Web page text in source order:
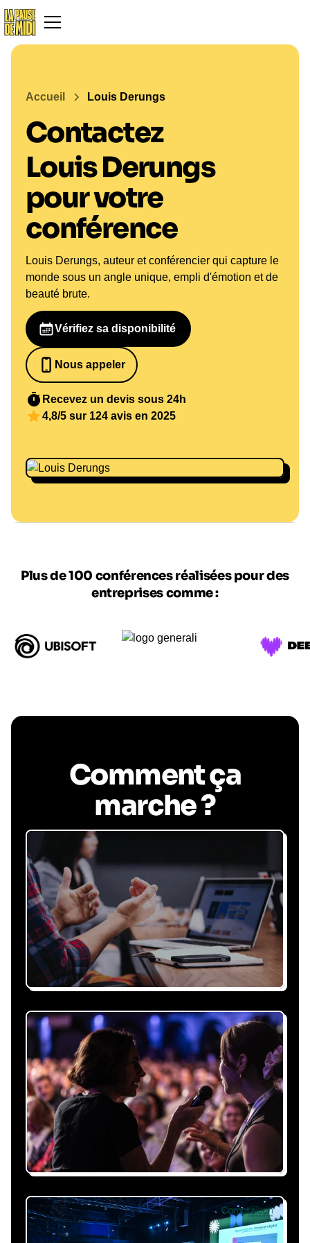
Accueil Louis Derungs
Contactez
Louis Derungs
pour votre
conférence
Louis Derungs, auteur et conférencier qui capture le
monde sous un angle unique, empli d'émotion et de
beauté brute.
Vérifiez sa disponibilité
Nous appeler
0652698481
Recevez un devis sous 24h
4,8/5 sur 124 avis en 2025
Plus de 100 conférences réalisées pour des
entreprises comme :
Comment ça
marche ?
Recevez une proposition
sous 24h
Expliquez-nous vos besoins, on vous répond
sous 24h avec une proposition
personnalisée, claire et adaptée à votre
événement et à vos contraintes.
Nous nous occupons de
tout